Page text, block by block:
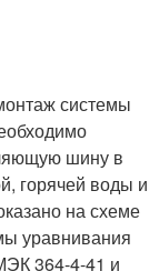
системы
шину в
горячей воды и
на схеме
уравнивания
364-4-41 и